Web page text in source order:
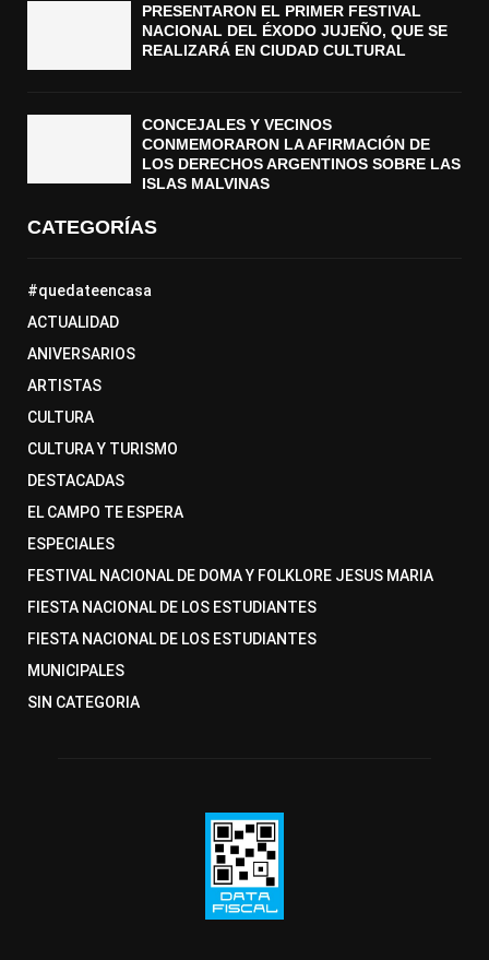
PRESENTARON EL PRIMER FESTIVAL
NACIONAL DEL ÉXODO JUJEÑO, QUE SE
REALIZARÁ EN CIUDAD CULTURAL
CONCEJALES Y VECINOS
CONMEMORARON LA AFIRMACIÓN DE
LOS DERECHOS ARGENTINOS SOBRE LAS
ISLAS MALVINAS
CATEGORÍAS
#quedateencasa
ACTUALIDAD
ANIVERSARIOS
ARTISTAS
CULTURA
CULTURA Y TURISMO
DESTACADAS
EL CAMPO TE ESPERA
ESPECIALES
FESTIVAL NACIONAL DE DOMA Y FOLKLORE JESUS MARIA
FIESTA NACIONAL DE LOS ESTUDIANTES
FIESTA NACIONAL DE LOS ESTUDIANTES
MUNICIPALES
SIN CATEGORIA